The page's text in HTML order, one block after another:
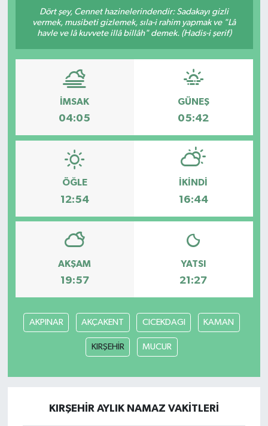
Dört şey, Cennet hazinelerindendir: Sadakayı gizli
vermek, musibeti gizlemek, sıla-i rahim yapmak ve "Lâ
havle ve lâ kuvvete illâ billâh" demek. (Hadis-i şerif)
İMSAK
04:05
GÜNEŞ
05:42
ÖĞLE
12:54
İKINDI
16:44
AKŞAM
19:57
YATSI
21:27
AKPINAR AKÇAKENT CICEKDAGI KAMAN
KIRŞEHİR MUCUR
KIRŞEHİR AYLIK NAMAZ VAKITLERI
Yaşam
Anali̇z
Bi̇li̇m & Teknoloji̇
Dünya
Eği̇ti̇m